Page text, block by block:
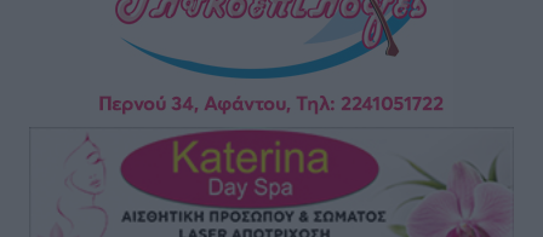
Φοίβος: Η μεγάλη επιστροφή του Μπρένο Σαλβατιέρα
πριν 2 ώρες
Κλεάνθης: Έτοιμες οι κάρτες διαρκείας της νέας
σεζόν
Αθλητικά πριν 2 ώρες
Ατρόμητος Διμυλιάς: Ο Μαργαρίτης και μία